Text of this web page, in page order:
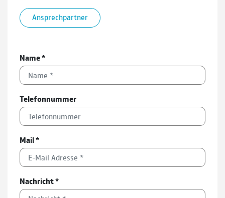
Ansprechpartner
Name*
Telefonnummer
Mail*
Nachricht*